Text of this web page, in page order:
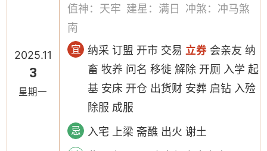
2025.11
3
星期一
值神：天牢 建星：满日
冲煞：冲马煞
南
宜 纳采 订盟 开市 交易 立券 会亲友 纳
畜 牧养 问名 移徙 解除 开厕 入学 起
基 安床 开仓 出货财 安葬 启钻 入殓
除服 成服
忌 入宅 上梁 斋醮 出火 谢土